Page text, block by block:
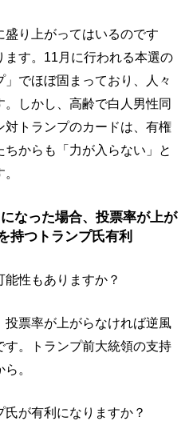
り上がってはいるのです
す。11月に行われる本選の
でほぼ固まっており、人々
しかし、高齢で白人男性同
トランプのカードは、有権
からも「力が入らない」と
なった場合、投票率が上が
持つトランプ氏有利
性もありますか？
票率が上がらなければ逆風
。トランプ前大統領の支持
。
が有利になりますか？